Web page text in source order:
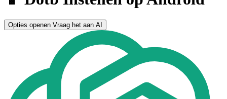
Opties openen Vraag het aan AI